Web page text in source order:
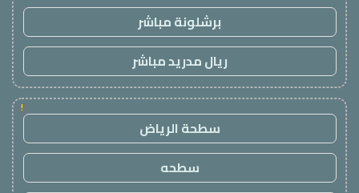
برشلونة مباشر
ريال مدريد مباشر
!
سطحة الرياض
سطحه